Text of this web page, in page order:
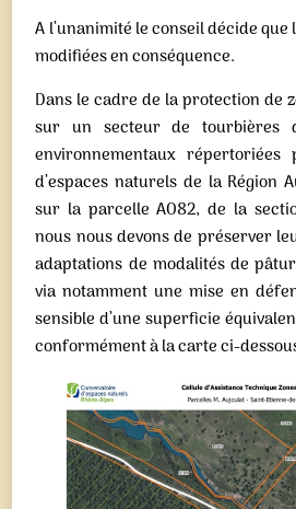
A l’unanimité le conseil décide
modifiées en conséquence.
Dans le cadre de la protection de
sur un secteur de tourbières
environnementaux
d’espaces naturels de la Région
sur la parcelle AO82, de la
nous nous devons de préserver
adaptations de modalités de
via notamment une mise en
sensible d’une superficie
conformément à la carte ci-